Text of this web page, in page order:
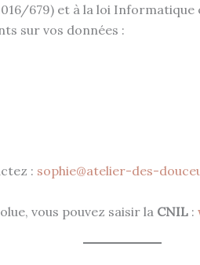
679) et à la loi
sur vos données :
: sophie@atelier-des-
vous pouvez saisir la CNIL :